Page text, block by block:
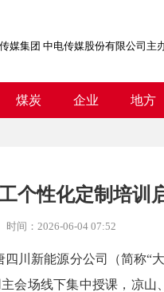
媒集团 中电传媒股份有限公司主
煤炭 企业 地方
个性化定制培训
时间： 2026-06-04 07:52
四川新能源分公司（简称“
会场线下集中授课，凉山